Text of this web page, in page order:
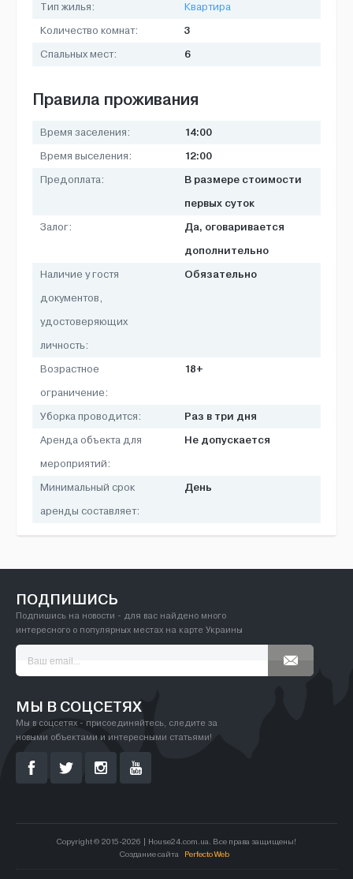
Тип жилья:
Квартира
Количество комнат:
3
Спальных мест: 6
Правила проживания
Время заселения: 14:00
Время выселения: 12:00
Предоплата:
В размере стоимости
первых суток
Залог:
Да, оговаривается
дополнительно
Наличие у гостя
документов,
удостоверяющих
личность:
Обязательно
Возрастное
ограничение:
18+
Уборка проводится: Раз в три дня
Аренда объекта для
мероприятий:
Не допускается
Минимальный срок
аренды составляет:
День
ПОДПИШИСЬ
Подпишись на новости - для вас найдено много
интересного о популярных местах на карте Украины
МЫ В СОЦСЕТЯХ
Мы в соцсетях - присоединяйтесь, следите за
новыми объектами и интересными статьями!
Copyright © 2015-2026 | House24.com.ua. Все права защищены!
Создание сайта
Perfecto Web